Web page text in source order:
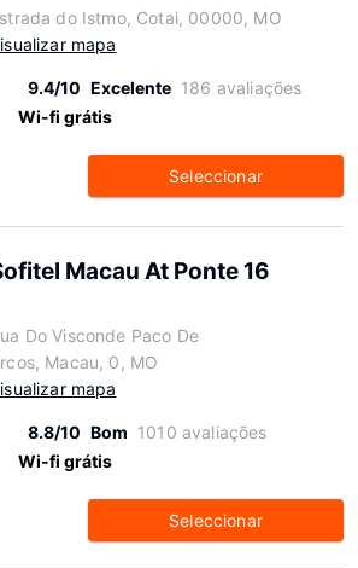
do Istmo, Cotai, 00000, MO
mapa
9.4/10 Excelente 186 avaliações
Wi-fi grátis
Seleccionar
Macau At Ponte 16
Do Visconde Paco De
Macau, 0, MO
mapa
8.8/10 Bom 1010 avaliações
Wi-fi grátis
Seleccionar